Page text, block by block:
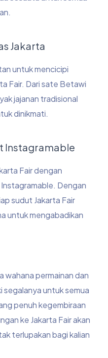
Jakarta
untuk mencicipi
Fair. Dari sate Betawi
jajanan tradisional
dinikmati.
Instagramable
Fair dengan
Dengan
sudut Jakarta Fair
untuk mengabadikan
wahana permainan dan
segalanya untuk semua
penuh kegembiraan
ke Jakarta Fair akan
terlupakan bagi kalian